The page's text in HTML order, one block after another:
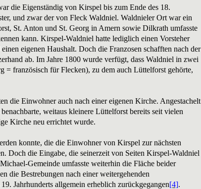
die Eigenständig von Kirspel bis zum Ende des 18.
und zwar der von Fleck Waldniel. Waldnieler Ort war ein
St. Anton und St. Georg in Amern sowie Dilkrath umfasste
kann. Kirspel-Waldniel hatte lediglich einen Vorsteher
eigenen Haushalt. Doch die Franzosen schafften nach der
ab. Im Jahre 1800 wurde verfügt, dass Waldniel in zwei
französisch für Flecken), zu dem auch Lüttelforst gehörte,
die Einwohner auch nach einer eigenen Kirche. Angestachelt
weitaus kleinere Lüttelforst bereits seit vielen
Kirche neu errichtet wurde.
konnte, die die Einwohner von Kirspel zur nächsten
Doch die Eingabe, die seinerzeit von Seiten Kirspel-Waldniel
Gemeinde umfasste weiterhin die Fläche beider
die Bestrebungen nach einer weitergehenden
Jahrhunderts allgemein erheblich zurückgegangen[4].